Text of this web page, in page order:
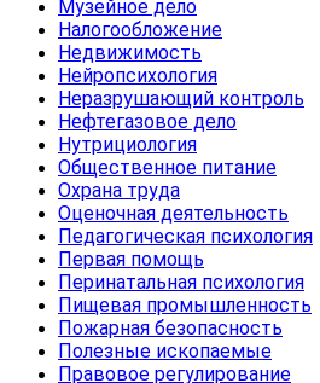
Музейное дело
Налогообложение
Недвижимость
Нейропсихология
Неразрушающий контроль
Нефтегазовое дело
Нутрициология
Общественное питание
Охрана труда
Оценочная деятельность
Педагогическая психология
Первая помощь
Перинатальная психология
Пищевая промышленность
Пожарная безопасность
Полезные ископаемые
Правовое регулирование